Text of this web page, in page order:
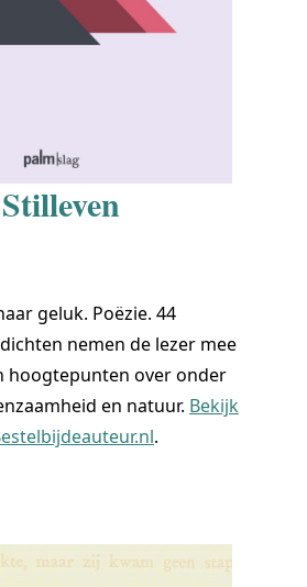
Stilleven
geluk. Poëzie. 44
nemen de lezer mee
hoogtepunten over onder
en natuur. Bekijk
.